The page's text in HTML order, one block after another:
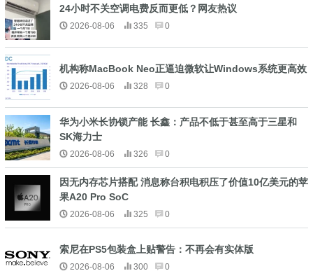
24小时不关空调电费反而更低？网友热议
2026-08-06 335 0
机构称MacBook Neo正逼迫微软让Windows系统更高效
2026-08-06 328 0
华为小米长协锁产能 长鑫：产品不低于甚至高于三星和
SK海力士
2026-08-06 326 0
因无内存芯片搭配 消息称台积电积压了价值10亿美元的苹
果A20 Pro SoC
2026-08-06 325 0
索尼在PS5包装盒上贴警告：不再会有实体版
2026-08-06 300 0